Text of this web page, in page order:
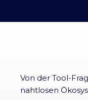
Von der Tool-
nahtlosen